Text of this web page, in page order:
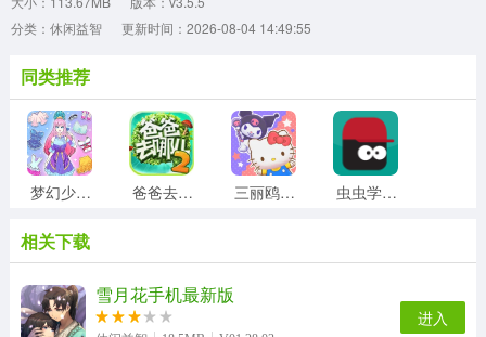
分类：休闲益智
更新时间：2026-08-04 14:49:55
同类推荐
梦幻少女装扮游戏最新版 爸爸去哪儿2手机最新版 三丽鸥奇迹之赛 虫虫学步手机版
外卖大师游戏安装包 兔兔猜拳手游直装版
相关下载
雪月花手机最新版
进入